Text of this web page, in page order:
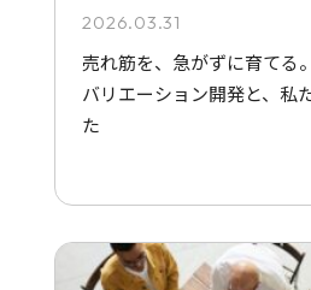
2026.03.31
売れ筋を、急がずに育てる
バリエーション開発と、私
た